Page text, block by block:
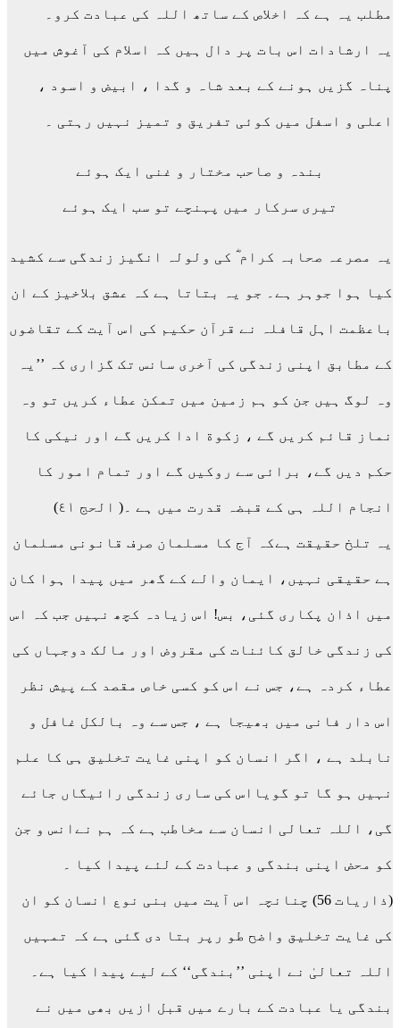
مطلب یہ ہے کہ اخلاص کے ساتھ اللہ کی عبادت کرو۔
یہ ارشادات اس بات پر دال ہیں کہ اسلام کی آغوش میں
پناہ گزیں ہونے کے بعد شاہ و گدا ، ابیض و اسود ،
اعلی و اسفل میں کوئی تفریق و تمیز نہیں رہتی ۔
بندہ و صاحب مختار و غنی ایک ہوئے
تیری سرکار میں پہنچے تو سب ایک ہوئے
یہ مصرعہ صحابہ کرام ؓ کی ولولہ انگیز زندگی سے کشید
کیا ہوا جوہر ہے۔ جو یہ بتاتا ہے کہ عشق بلاخیز کے ان
باعظمت اہل قافلہ نے قرآن حکیم کی اس آیت کے تقاضوں
کے مطابق اپنی زندگی کی آخری سانس تک گزاری کہ ’’یہ
وہ لوگ ہیں جن کو ہم زمین میں تمکن عطاء کریں تو وہ
نماز قائم کریں گے ، زکوة ادا کریں گے اور نیکی کا
حکم دیں گے، برائی سے روکیں گے اور تمام امور کا
انجام اللہ ہی کے قبضہ قدرت میں ہے ۔( الحج ٤١)
یہ تلخ حقیقت ہےکہ آج کا مسلمان صرف قانونی مسلمان
ہے حقیقی نہیں، ایمان والے کے گھر میں پیدا ہوا کان
میں اذان پکاری گئی، بس! اس زیادہ کچھ نہیں جب کہ اس
کی زندگی خالق کائنات کی مقروض اور مالک دوجہاں کی
عطاء کردہ ہے، جس نے اس کو کسی خاص مقصد کے پیش نظر
اس دار فانی میں بھیجا ہے ، جس سے وہ بالکل غافل و
نابلد ہے ، اگر انسان کو اپنی غایت تخلیق ہی کا علم
نہیں ہو گا تو گویااس کی ساری زندگی رائیگاں جائے
گی، اللہ تعالی انسان سے مخاطب ہے کہ ہم نےانس و جن
کو محض اپنی بندگی و عبادت کے لئے پیدا کیا ۔
(ذاریات 56) چنانچہ اس آیت میں بنی نوع انسان کو ان
کی غایت تخلیق واضح طو رپر بتا دی گئی ہے کہ تمہیں
اللہ تعالیٰ نے اپنی ’’بندگی‘‘ کے لیے پیدا کیا ہے۔
بندگی یا عبادت کے بارے میں قبل ازیں بھی میں نے